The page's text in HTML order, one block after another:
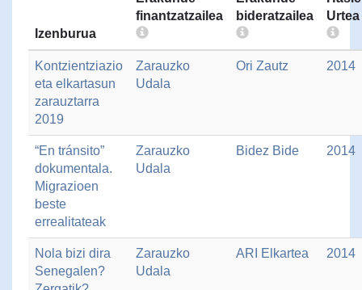
Izenburua
finantzatzailea
bideratzailea
Urtea
Kontzientziazio
eta elkartasun
zarauztarra
2019
Zarauzko
Udala
Ori Zautz 2014
“En tránsito”
dokumentala.
Migrazioen
beste
errealitateak
Zarauzko
Udala
Bidez Bide 2014
Nola bizi dira
Senegalen?
Zarauzko
Udala
ARI Elkartea 2014